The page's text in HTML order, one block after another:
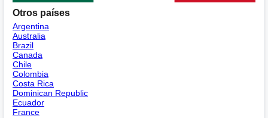
Otros países
Argentina
Australia
Brazil
Canada
Chile
Colombia
Costa Rica
Dominican Republic
Ecuador
France